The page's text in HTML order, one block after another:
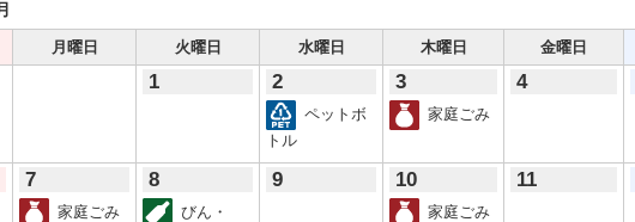
月曜日 火曜日 水曜日 木曜日 金曜日
1 2
ペットボ
トル
3
家庭ごみ
4
7
家庭ごみ
8
びん・
9 10
家庭ごみ
11